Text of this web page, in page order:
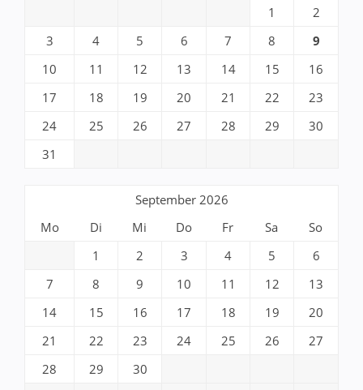
1
2
3
4 5 6 7 8
9
10
11 12 13 14 15
16
17
18 19 20 21 22
23
24
25 26 27 28 29
30
31
September 2026
Mo
Di Mi Do Fr Sa
So
1
2 3 4 5
6
7
8 9 10 11 12
13
14
15 16 17 18 19
20
21
22 23 24 25 26
27
28
29 30